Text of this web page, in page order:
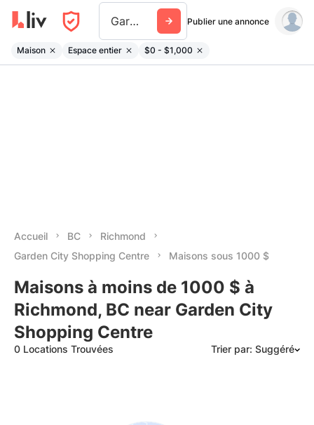
Garden City Shopping Centre Publier une annonce
Maison Espace entier $0 - $1,000
Accueil BC
Richmond
Garden City Shopping Centre
Maisons sous 1000 $
Maisons à moins de 1000 $ à
Richmond, BC near Garden City
Shopping Centre
0 Locations Trouvées Trier par: Suggéré